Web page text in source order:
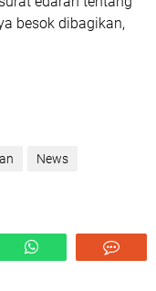
besok dibagikan,
News